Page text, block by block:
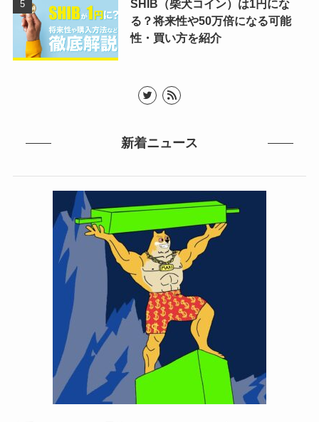
SHIB（柴犬コイン）は1円にな
る？将来性や50万倍になる可能
性・買い方を紹介
新着ニュース